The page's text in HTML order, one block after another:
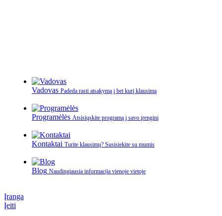
Vadovas Padeda rasti atsakymą į bet kurį klausimą
Programėlės Atsisiųskite programą į savo įrenginį
Kontaktai Turite klausimų? Susisiekite su mumis
Blog Naudingiausia informacija vienoje vietoje
Įranga
Įeiti